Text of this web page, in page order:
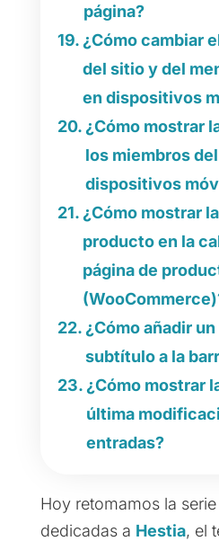
página?
¿Cómo cambiar
del sitio y del
en dispositivos
¿Cómo mostrar
los miembros
dispositivos
¿Cómo mostrar
producto en la
página de
¿Cómo añadir
subtítulo a la
¿Cómo mostrar
última
entradas?
Hoy retomamos la
dedicadas a Hestia, el